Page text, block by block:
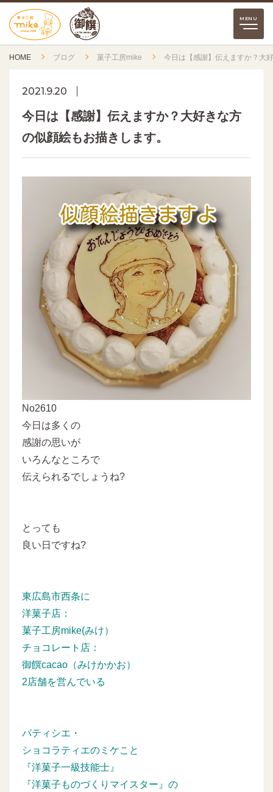
HOME ブログ 菓子工房mike 今日は【感謝】伝えますか？大
2021.9.20
今日は【感謝】伝えますか？大好きな方
の似顔絵もお描きします。
No2610
今日は多くの
感謝の思いが
いろんなところで
伝えられるでしょうね?
とっても
良い日ですね?
東広島市西条に
洋菓子店：
菓子工房mike(みけ）
チョコレート店：
御饌cacao（みけかかお）
2店舗を営んでいる
パティシエ・
ショコラティエのミケこと
『洋菓子一級技能士』
『洋菓子ものづくりマイスター』の